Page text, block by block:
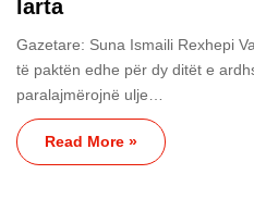
larta
Gazetare: Suna Ismaili Rexhepi
të paktën edhe për dy ditët e
paralajmërojnë ulje…
Read More »